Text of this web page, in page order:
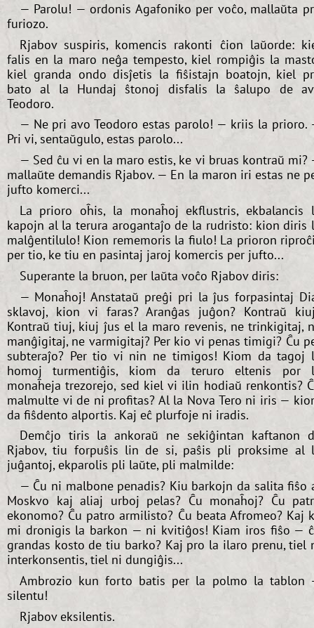
— Parolu! — ordonis Agafoniko per voĉo, mallaŭta
furiozo.
Rjabov suspiris, komencis rakonti ĉion laŭorde:
falis en la maro neĝa tempesto, kiel rompiĝis la
kiel granda ondo disĵetis la fiŝistajn boatojn, kiel
bato al la Hundaj ŝtonoj disfalis la ŝalupo de
Teodoro.
— Ne pri avo Teodoro estas parolo! — kriis la prioro.
Pri vi, sentaŭgulo, estas parolo...
— Sed ĉu vi en la maro estis, ke vi bruas kontraŭ mi?
mallaŭte demandis Rjabov. — En la maron iri estas ne
jufto komerci...
La prioro oĥis, la monaĥoj ekflustris, ekbalancis
kapojn al la terura arogantaĵo de la rudristo: kion diris
malĝentilulo! Kion rememoris la fiulo! La prioron
per tio, ke tiu en pasintaj jaroj komercis per jufto...
Superante la bruon, per laŭta voĉo Rjabov diris:
— Monaĥoj! Anstataŭ preĝi pri la ĵus forpasintaj
sklavoj, kion vi faras? Aranĝas juĝon? Kontraŭ
Kontraŭ tiuj, kiuj ĵus el la maro revenis, ne trinkigitaj,
manĝigitaj, ne varmigitaj? Per kio vi penas timigi? Ĉu
subteraĵo? Per tio vi nin ne timigos! Kiom da tagoj
homoj turmentiĝis, kiom da teruro eltenis por
monaĥeja trezorejo, sed kiel vi ilin hodiaŭ renkontis?
malmulte vi de ni profitas? Al la Nova Tero ni iris —
da fiŝdento alportis. Kaj eĉ plurfoje ni iradis.
Demĉjo tiris la ankoraŭ ne sekiĝintan kaftanon
Rjabov, tiu forpuŝis lin de si, paŝis pli proksime al
juĝantoj, ekparolis pli laŭte, pli malmilde:
— Ĉu ni malbone penadis? Kiu barkojn da salita fiŝo
Moskvo kaj aliaj urboj pelas? Ĉu monaĥoj? Ĉu
ekonomo? Ĉu patro armilisto? Ĉu beata Afromeo? Kaj
mi dronigis la barkon — ni kvitiĝos! Kiam iros fiŝo —
grandas kosto de tiu barko? Kaj pro la ilaro prenu, tiel
interkonsentis, tiel ni dungiĝis...
Ambrozio kun forto batis per la polmo la tablon
silentu!
Rjabov eksilentis.